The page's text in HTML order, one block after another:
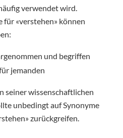
verwendet wird.
für «verstehen» können
und begriffen
jemanden
seiner wissenschaftlichen
unbedingt auf Synonyme
zurückgreifen.